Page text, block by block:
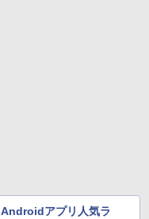
Androidアプリ人気ラ